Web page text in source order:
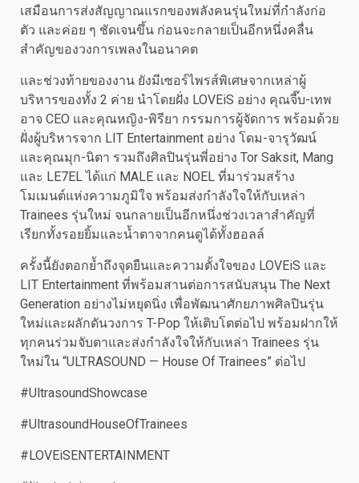
เสมือนการส่งสัญญาณแรกของพลังคนรุ่นใหม่ที่กำลังก่อ
ตัว และค่อย ๆ ชัดเจนขึ้น ก่อนจะกลายเป็นอีกหนึ่งคลื่น
สำคัญของวงการเพลงในอนาคต
และช่วงท้ายของงาน ยังมีเซอร์ไพรส์พิเศษจากเหล่าผู้
บริหารของทั้ง 2 ค่าย นำโดยฝั่ง LOVEiS อย่าง คุณจี๊บ-เทพ
อาจ CEO และคุณหญิง-พิรียา กรรมการผู้จัดการ พร้อมด้วย
ฝั่งผู้บริหารจาก LIT Entertainment อย่าง โดม-จารุวัฒน์
และคุณมุก-นิตา รวมถึงศิลปินรุ่นพี่อย่าง Tor Saksit, Mang
และ LE7EL ได้แก่ MALE และ NOEL ที่มาร่วมสร้าง
โมเมนต์แห่งความภูมิใจ พร้อมส่งกำลังใจให้กับเหล่า
Trainees รุ่นใหม่ จนกลายเป็นอีกหนึ่งช่วงเวลาสำคัญที่
เรียกทั้งรอยยิ้มและน้ำตาจากคนดูได้ทั้งฮอลล์
ครั้งนี้ยังตอกย้ำถึงจุดยืนและความตั้งใจของ LOVEiS และ
LIT Entertainment ที่พร้อมสานต่อการสนับสนุน The Next
Generation อย่างไม่หยุดนิ่ง เพื่อพัฒนาศักยภาพศิลปินรุ่น
ใหม่และผลักดันวงการ T-Pop ให้เติบโตต่อไป พร้อมฝากให้
ทุกคนร่วมจับตาและส่งกำลังใจให้กับเหล่า Trainees รุ่น
ใหม่ใน “ULTRASOUND — House Of Trainees” ต่อไป
#UltrasoundShowcase
#UltrasoundHouseOfTrainees
#LOVEiSENTERTAINMENT